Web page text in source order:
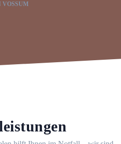
VOSSUM